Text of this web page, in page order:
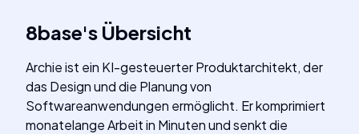
8base's Übersicht
Archie ist ein KI-gesteuerter Produktarchitekt, der
das Design und die Planung von
Softwareanwendungen ermöglicht. Er komprimiert
monatelange Arbeit in Minuten und senkt die